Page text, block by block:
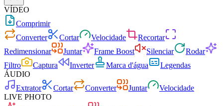
VÍDEO
Comprimir
Converter
Cortar Velocidade
Recortar
Redimensionar
Juntar Frame Boost Silenciar
Rodar
Filtro
Captura Inverter Marca d'água
Legendas
ÁUDIO
Extrator
Cortar Converter Juntar
Velocidade
LIVE PHOTO